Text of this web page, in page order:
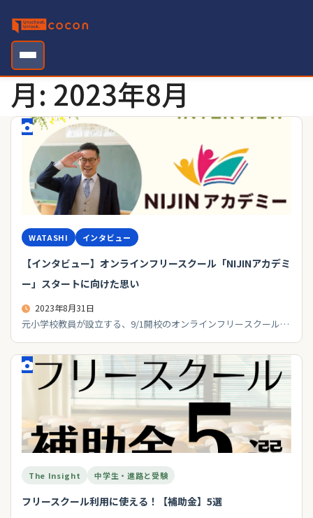
content
月: 2023年8月
WATASHI インタビュー
【インタビュー】オンラインフリースクール「NIJINアカデミ
ー」スタートに向けた思い
2023年8月31日
元小学校教員が設立する、9/1開校のオンラインフリースクール…
The Insight 中学生・進路と受験
フリースクール利用に使える！【補助金】5選